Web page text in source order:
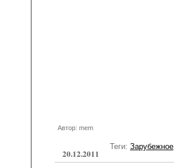
Автор: mem
Теги: Зарубежное
20.12.2011